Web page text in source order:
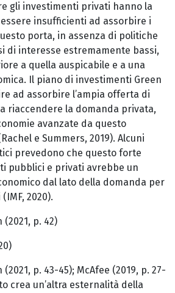
gli investimenti privati hanno la
insufficienti ad assorbire i
porta, in assenza di politiche
di interesse estremamente bassi,
a quella auspicabile e a una
Il piano di investimenti Green
ad assorbire l’ampia offerta di
riaccendere la domanda privata,
avanzate da questo
e Summers, 2019). Alcuni
prevedono che questo forte
pubblici e privati avrebbe un
dal lato della domanda per
2020).
(2021, p. 42)
p. 43-45); McAfee (2019, p. 27-
crea un’altra esternalità della